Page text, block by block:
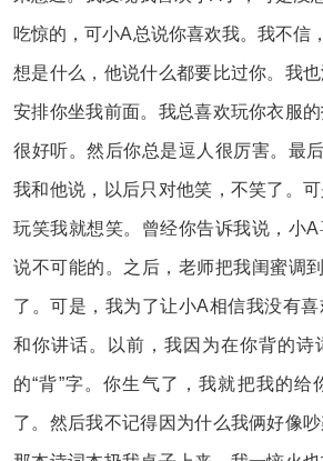
吃惊的，可小A总说你喜欢我。我不信
想是什么，他说什么都要比过你。我
安排你坐我前面。我总喜欢玩你衣服
很好听。然后你总是逗人很厉害。最
我和他说，以后只对他笑，不笑了。
玩笑我就想笑。曾经你告诉我说，小
说不可能的。之后，老师把我闺蜜调
了。可是，我为了让小A相信我没有
和你讲话。以前，我因为在你背的诗
的“背”字。你生气了，我就把我的给
了。然后我不记得因为什么我俩好像